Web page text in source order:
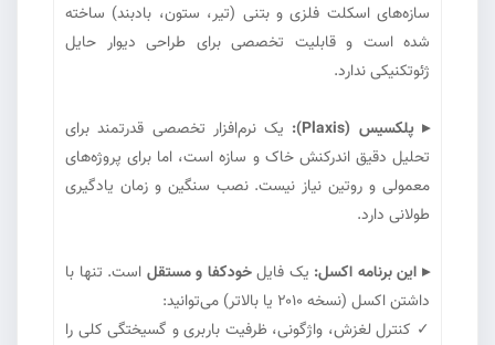
سازه‌های اسکلت فلزی و بتنی (تیر، ستون، بادبند) ساخته
شده است و قابلیت تخصصی برای طراحی دیوار حایل
ژئوتکنیکی ندارد.
▸ پلکسیس (Plaxis):
یک نرم‌افزار تخصصی قدرتمند برای
تحلیل دقیق اندرکنش خاک و سازه است، اما برای پروژه‌های
معمولی و روتین نیاز نیست. نصب سنگین و زمان یادگیری
طولانی دارد.
▸ این برنامه اکسل: یک فایلخودکفا و مستقل است. تنها با
داشتن اکسل (نسخه ۲۰۱۰ یا بالاتر) می‌توانید:
✓ کنترل لغزش، واژگونی، ظرفیت باربری و گسیختگی کلی را